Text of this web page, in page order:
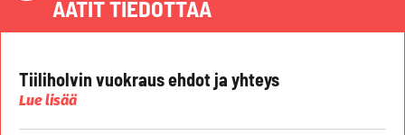
AATIT TIEDOTTAA
Tiiliholvin vuokraus ehdot ja yhteys
Lue lisää